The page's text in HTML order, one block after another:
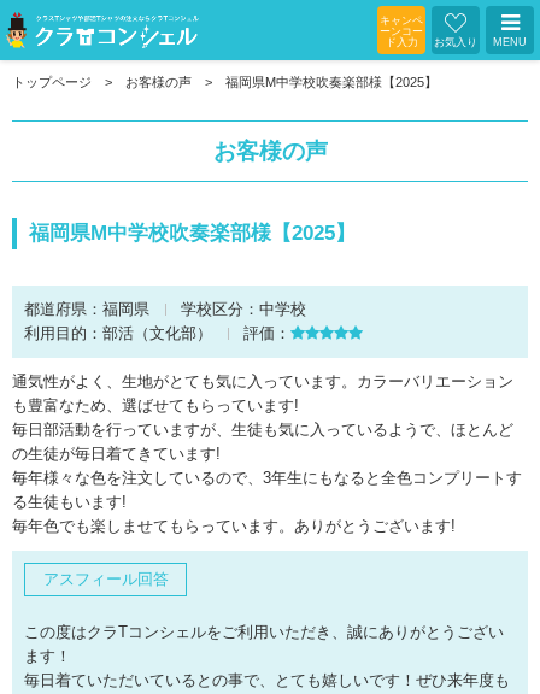
キャンペ
ーンコー
ド入力
お気入り MENU
トップページ お客様の声 福岡県M中学校吹奏楽部様【2025】
お客様の声
福岡県M中学校吹奏楽部様【2025】
都道府県： 福岡県 学校区分： 中学校
利用目的： 部活（文化部） 評価：
通気性がよく、生地がとても気に入っています。カラーバリエーション
も豊富なため、選ばせてもらっています!
毎日部活動を行っていますが、生徒も気に入っているようで、ほとんど
の生徒が毎日着てきています!
毎年様々な色を注文しているので、3年生にもなると全色コンプリートす
る生徒もいます!
毎年色でも楽しませてもらっています。ありがとうございます!
アスフィール回答
この度はクラTコンシェルをご利用いただき、誠にありがとうござい
ます！
毎日着ていただいているとの事で、とても嬉しいです！ぜひ来年度も